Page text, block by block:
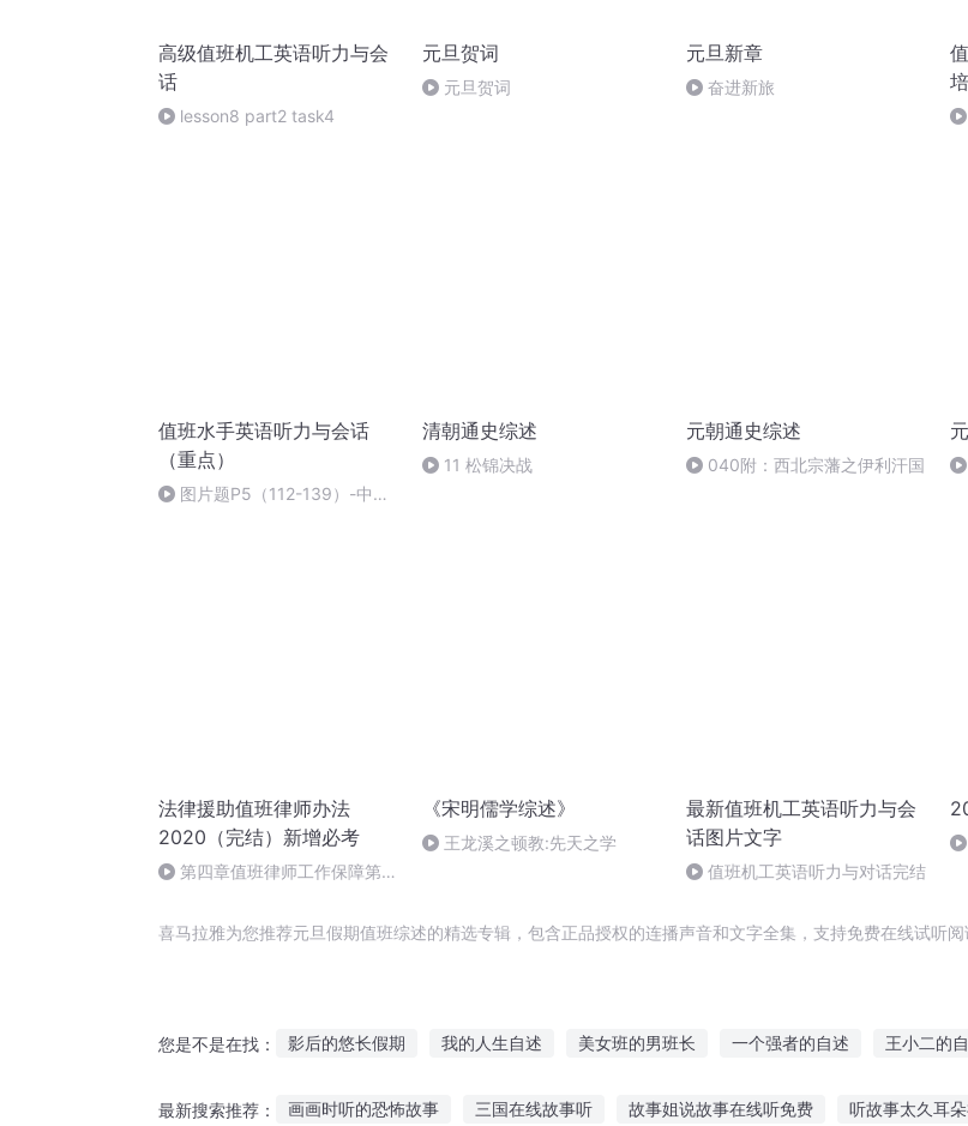
高级值班机工英语听力与会
话
lesson8 part2 task4
元旦贺词
元旦贺词
元旦新章
奋进新旅
值班水手英语听力与会话
（重点）
图片题P5（112-139）-中英
清朝通史综述
11 松锦决战
元朝通史综述
040附：西北宗藩之伊利汗国
法律援助值班律师办法
2020（完结）新增必考
第四章值班律师工作保障第
《宋明儒学综述》
王龙溪之顿教:先天之学
最新值班机工英语听力与会
话图片文字
值班机工英语听力与对话完结
喜马拉雅为您推荐元旦假期值班综述的精选专辑，包含正品授权的连播声音和文字全集，支持免费在线试听阅
您是不是在找： 影后的悠长假期 我的人生自述 美女班的男班长 一个强者的自述 王小二的
最新搜索推荐： 画画时听的恐怖故事 三国在线故事听 故事姐说故事在线听免费 听故事太久耳